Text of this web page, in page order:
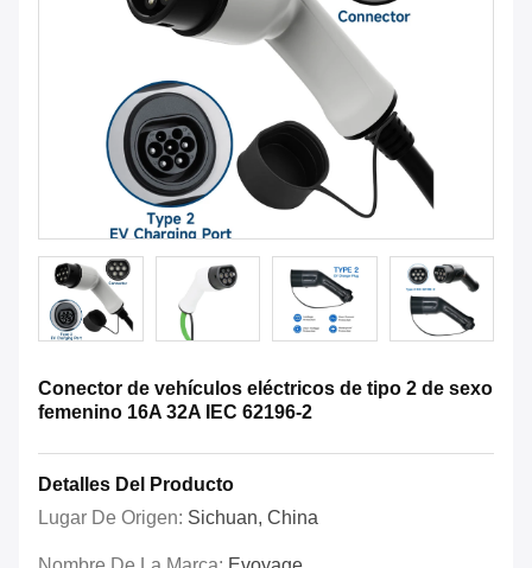
Conector de vehículos eléctricos de tipo 2 de sexo
femenino 16A 32A IEC 62196-2
Detalles Del Producto
Lugar De Origen: Sichuan, China